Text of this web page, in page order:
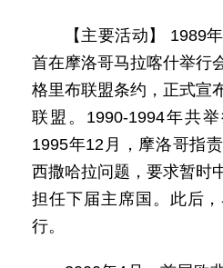
【主要活动】 1989
首在摩洛哥马拉喀什举行
格里布联盟条约，正式宣
联盟。1990-1994年共
1995年12月，摩洛哥指
西撒哈拉问题，要求暂时
担任下届主席国。此后
行。